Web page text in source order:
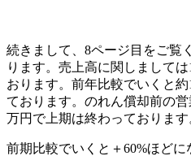
続きまして、8ページ目をご覧
ります。売上高に関しまして
おります。前年比較でいくと
ております。のれん償却前の
万円で上期は終わっております
前期比較でいくと＋60%ほどに